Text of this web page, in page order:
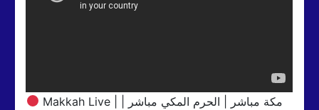
Makkah Live | مكة مباشر | الحرم المكي مباشر |